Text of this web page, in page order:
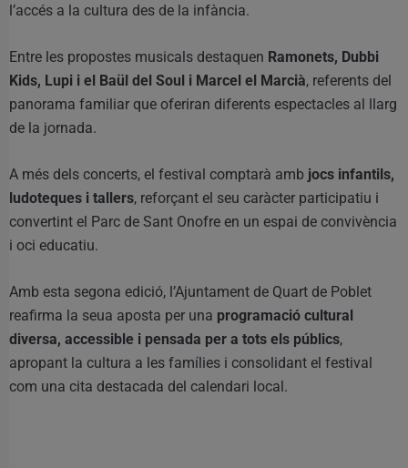
l’accés a la cultura des de la infància.
Entre les propostes musicals destaquen Ramonets, Dubbi
Kids, Lupi i el Baül del Soul i Marcel el Marcià, referents del
panorama familiar que oferiran diferents espectacles al llarg
de la jornada.
A més dels concerts, el festival comptarà amb jocs infantils,
ludoteques i tallers, reforçant el seu caràcter participatiu i
convertint el Parc de Sant Onofre en un espai de convivència
i oci educatiu.
Amb esta segona edició, l’Ajuntament de Quart de Poblet
reafirma la seua aposta per una programació cultural
diversa, accessible i pensada per a tots els públics,
apropant la cultura a les famílies i consolidant el festival
com una cita destacada del calendari local.